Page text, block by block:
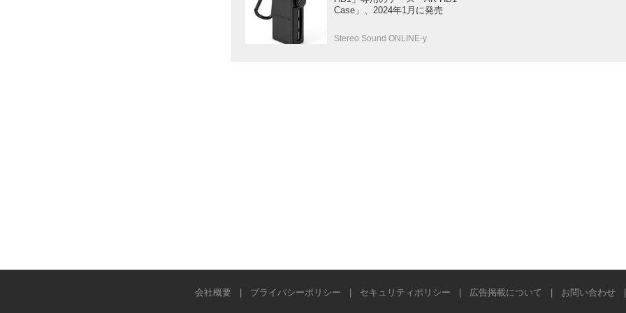
Case」、2024年1月に発売
Stereo Sound ONLINE-y
会社概要 プライバシーポリシー セキュリティポリシー 広告掲載について お問い合わせ